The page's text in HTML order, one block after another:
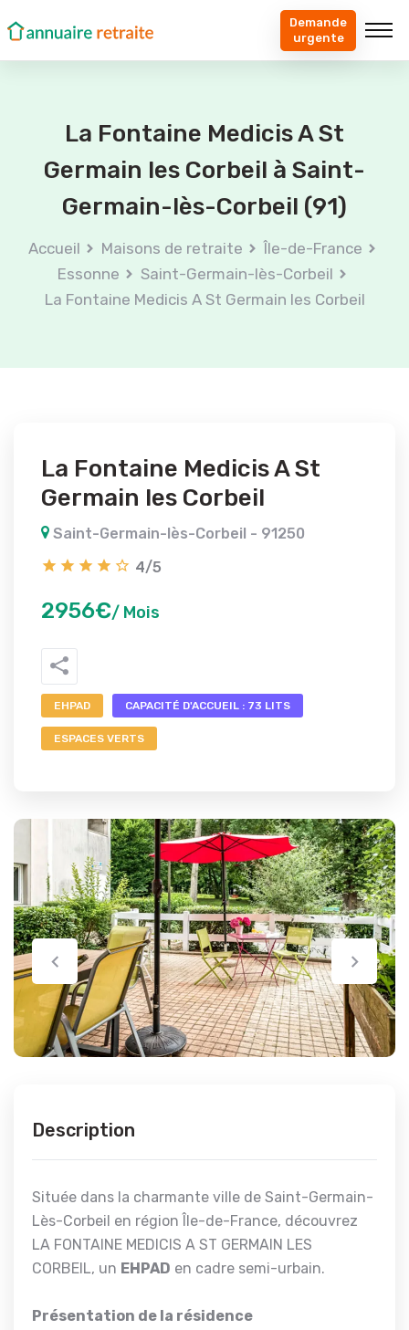
Demande
urgente
La Fontaine Medicis A St
Germain les Corbeil à Saint-
Germain-lès-Corbeil (91)
Accueil Maisons de retraite
Île-de-France
Essonne
Saint-Germain-lès-Corbeil
La Fontaine Medicis A St Germain les Corbeil
La Fontaine Medicis A St
Germain les Corbeil
Saint-Germain-lès-Corbeil - 91250
4/5
2956€/ Mois
EHPAD CAPACITÉ D'ACCUEIL : 73 LITS
ESPACES VERTS
Description
Située dans la charmante ville de Saint-Germain-
Lès-Corbeil en région Île-de-France, découvrez
LA FONTAINE MEDICIS A ST GERMAIN LES
CORBEIL, un EHPAD en cadre semi-urbain.
Présentation de la résidence